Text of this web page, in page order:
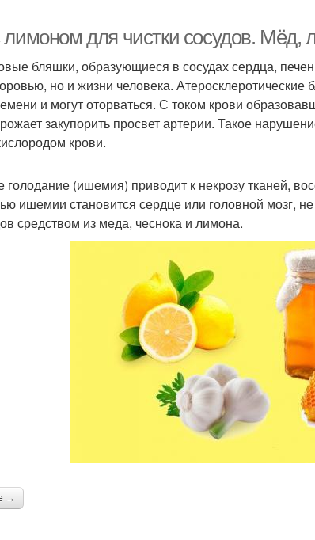
с лимоном Напиток из лимона
лимоном для чистки сосудов. Мёд,
бляшки, образующиеся в сосудах сердца,
но и жизни человека. Атеросклеротические
и могут оторваться. С током крови
закупорить просвет артерии. Такое
крови.
голодание (ишемия) приводит к некрозу тканей,
ишемии становится сердце или головной мозг,
средством из меда, чеснока и лимона.
→